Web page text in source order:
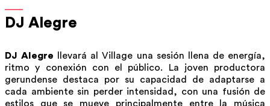
DJ Alegre
DJ Alegre llevará al Village una sesión llena de energía,
ritmo y conexión con el público. La joven productora
gerundense destaca por su capacidad de adaptarse a
cada ambiente sin perder intensidad, con una fusión de
estilos que se mueve principalmente entre la música